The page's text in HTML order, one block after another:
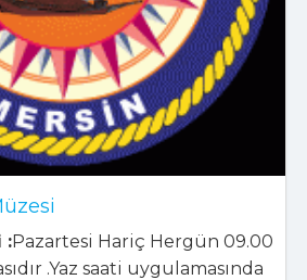
:Pazartesi Hariç Hergün 09.00
.Yaz saati uygulamasında